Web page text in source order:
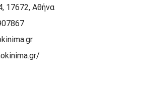
17672, Αθήνα